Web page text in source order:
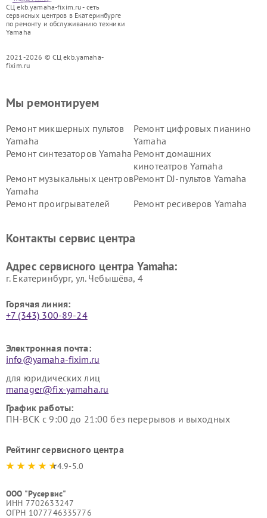
СЦ ekb.yamaha-fixim.ru - сеть
сервисных центров в Екатеринбурге
по ремонту и обслуживанию техники
Yamaha
2021-2026 © СЦ ekb.yamaha-
fixim.ru
Мы ремонтируем
Ремонт микшерных пультов
Yamaha
Ремонт цифровых пианино
Yamaha
Ремонт синтезаторов Yamaha Ремонт домашних
кинотеатров Yamaha
Ремонт музыкальных центров
Yamaha
Ремонт DJ-пультов Yamaha
Ремонт проигрывателей
Ремонт ресиверов Yamaha
Yamaha
Yamaha
Контакты сервис центра
Адрес сервисного центра Yamaha:
г. Екатеринбург, ул. Чебышёва, 4
Горячая линия:
+7 (343) 300-89-24
Электронная почта:
info@yamaha-fixim.ru
для юридических лиц
manager@fix-yamaha.ru
График работы:
ПН-ВСК с 9:00 до 21:00 без перерывов и выходных
Рейтинг сервисного центра
4.9-5.0
ООО "Русервис"
ИНН 7702633247
ОГРН 1077746335776